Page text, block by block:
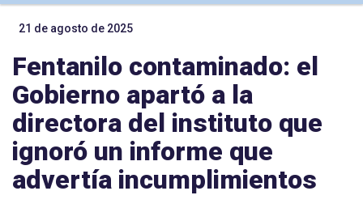
21 de agosto de 2025
Fentanilo contaminado: el
Gobierno apartó a la
directora del instituto que
ignoró un informe que
advertía incumplimientos